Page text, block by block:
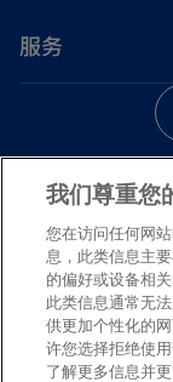
服务
© 2026 毕马威华振会
所，毕马威企业咨询
务所 — 澳门特别行政
政区合伙制事务所，
关联的独立成员所全
毕马威的名称和标识
标。
我们尊重您
您在访问任何网
息，此类信息主
的偏好或设备相
此类信息通常无
供更加个性化的
许您选择拒绝使
了解更多信息并